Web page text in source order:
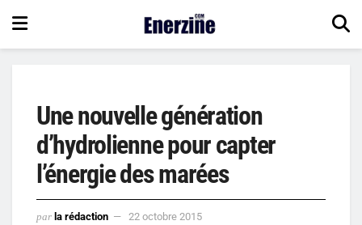
Une nouvelle génération
d’hydrolienne pour capter
l’énergie des marées
par la rédaction 22 octobre 2015